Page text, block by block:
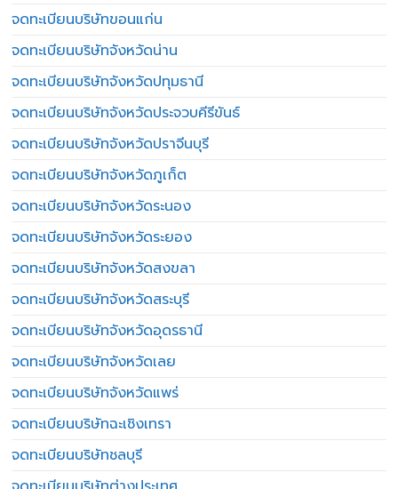
จดทะเบียนบริษัทขอนแก่น
จดทะเบียนบริษัทจังหวัดน่าน
จดทะเบียนบริษัทจังหวัดปทุมธานี
จดทะเบียนบริษัทจังหวัดประจวบคีรีขันธ์
จดทะเบียนบริษัทจังหวัดปราจีนบุรี
จดทะเบียนบริษัทจังหวัดภูเก็ต
จดทะเบียนบริษัทจังหวัดระนอง
จดทะเบียนบริษัทจังหวัดระยอง
จดทะเบียนบริษัทจังหวัดสงขลา
จดทะเบียนบริษัทจังหวัดสระบุรี
จดทะเบียนบริษัทจังหวัดอุดรธานี
จดทะเบียนบริษัทจังหวัดเลย
จดทะเบียนบริษัทจังหวัดแพร่
จดทะเบียนบริษัทฉะเชิงเทรา
จดทะเบียนบริษัทชลบุรี